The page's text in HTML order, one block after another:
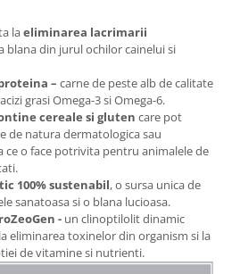
laeliminarea lacrimarii
blana din jurul ochilor cainelui si
– carne de peste alb de calitate
grasi Omega-3 si Omega-6.
cereale si gluten care pot
de natura dermatologica sau
ce o face potrivita pentru animalele de
100% sustenabil, o sursa unica de
sanatoasa si o blana lucioasa.
- un clinoptilolit dinamic
eliminarea toxinelor din organism si la
de vitamine si nutrienti.